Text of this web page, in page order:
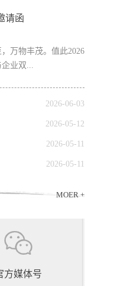
请函
万物丰茂。值此2026
业双...
2026-06-03
2026-05-12
2026-05-11
2026-05-11
MOER +
方媒体号